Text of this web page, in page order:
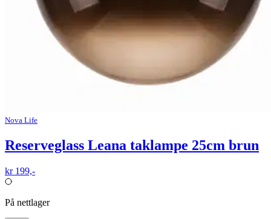
Nova Life
Reserveglass Leana taklampe 25cm brun
kr 199,-
På nettlager